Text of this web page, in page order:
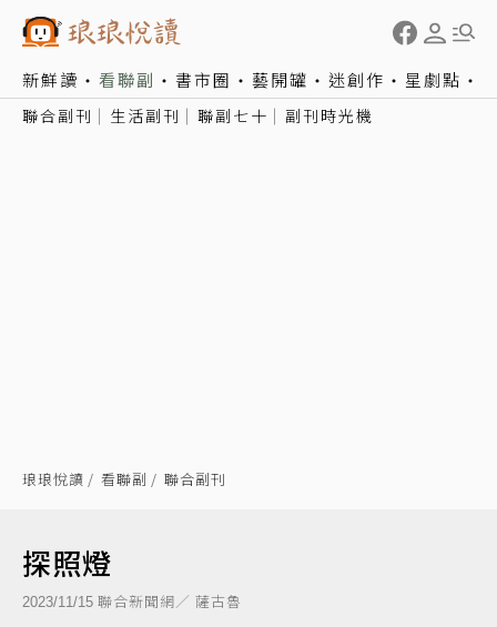
新鮮讀 看聯副 書市圈 藝開罐 迷創作 星劇點
聯合副刊 生活副刊 聯副七十 副刊時光機
琅琅悅讀 看聯副 聯合副刊
探照燈
2023/11/15 聯合新聞網／ 薩古魯